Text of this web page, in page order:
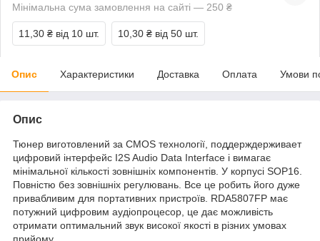
Мінімальна сума замовлення на сайті — 250 ₴
11,30 ₴ від 10 шт. 10,30 ₴ від 50 шт.
Опис Характеристики Доставка Оплата Умови
Опис
Тюнер виготовлений за CMOS технології, поддерждерживает
цифровий інтерфейс I2S Audio Data Interface і вимагає
мінімальної кількості зовнішніх компонентів. У корпусі SOP16.
Повністю без зовнішніх регулювань. Все це робить його дуже
привабливим для портативних пристроїв. RDA5807FP має
потужний цифровим аудіопроцесор, це дає можливість
отримати оптимальний звук високої якості в різних умовах
прийому.